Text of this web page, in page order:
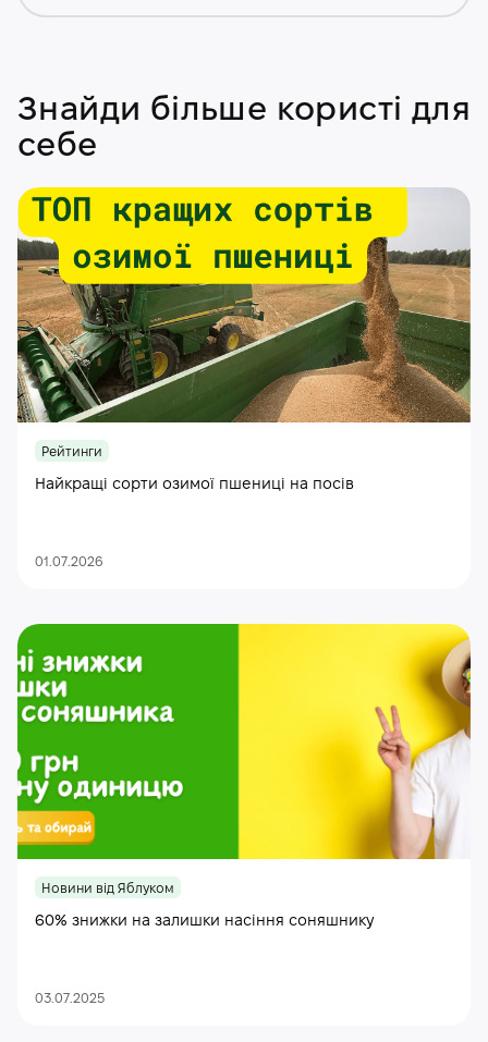
Знайди більше користі для
себе
Рейтинги
Найкращі сорти озимої пшениці на посів
01.07.2026
Новини від Яблуком
60% знижки на залишки насіння соняшнику
03.07.2025